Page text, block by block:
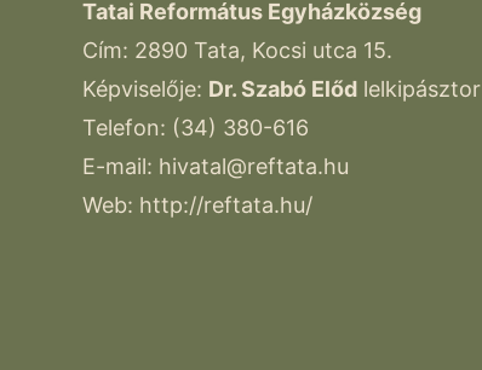
Tatai Református Egyházközség
Cím: 2890 Tata, Kocsi utca 15.
Képviselője: Dr. Szabó Előd lelkipásztor
Telefon: (34) 380-616
E-mail: hivatal@reftata.hu
Web: http://reftata.hu/